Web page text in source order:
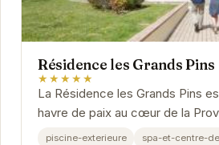
Résidence les Grands Pins
★★★★★
La Résidence les Grands Pins
havre de paix au cœur de la
piscine extérieure, son spa et
piscine-exterieure spa-et-centre-